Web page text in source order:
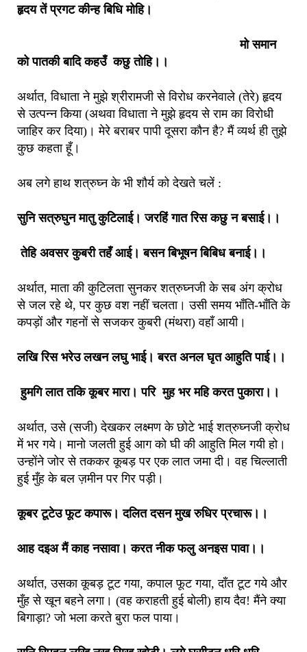
हृदय तें प्रगट कीन्ह बिधि मोहि।
मो समान
को पातकी बादि कहउँ कछु तोहि।।
अर्थात, विधाता ने मुझे श्रीरामजी से विरोध करनेवाले (तेरे) हृदय
से उत्पन्न किया (अथवा विधाता ने मुझे हृदय से राम का विरोधी
जाहिर कर दिया)। मेरे बराबर पापी दूसरा कौन है? मैं व्यर्थ ही तुझे
कुछ कहता हूँ।
अब लगे हाथ शत्रुघ्न के भी शौर्य को देखते चलें :
सुनि सत्रुघुन मातु कुटिलाई। जरहिं गात रिस कछु न बसाई।।
तेहि अवसर कुबरी तहँ आई। बसन बिभूषन बिबिध बनाई।।
अर्थात, माता की कुटिलता सुनकर शत्रुघ्नजी के सब अंग क्रोध
से जल रहे थे, पर कुछ वश नहीं चलता। उसी समय भाँति-भाँति के
कपड़ों और गहनों से सजकर कुबरी (मंथरा) वहाँ आयी।
लखि रिस भरेउ लखन लघु भाई। बरत अनल घृत आहुति पाई।।
हुमगि लात तकि कूबर मारा। परि मुह भर महि करत पुकारा।।
अर्थात, उसे (सजी) देखकर लक्ष्मण के छोटे भाई शत्रुघ्नजी क्रोध
में भर गये। मानो जलती हुई आग को घी की आहुति मिल गयी हो।
उन्होंने जोर से तककर कूबड़ पर एक लात जमा दी। वह चिल्लाती
हुई मुँह के बल ज़मीन पर गिर पड़ी।
कूबर टूटेउ फूट कपारू। दलित दसन मुख रुधिर प्रचारू।।
आह दइअ मैं काह नसावा। करत नीक फलु अनइस पावा।।
अर्थात, उसका कूबड़ टूट गया, कपाल फूट गया, दाँत टूट गये और
मुँह से खून बहने लगा। (वह कराहती हुई बोली) हाय दैव! मैंने क्या
बिगाड़ा? जो भला करते बुरा फल पाया।